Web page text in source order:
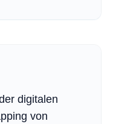
digitalen
von